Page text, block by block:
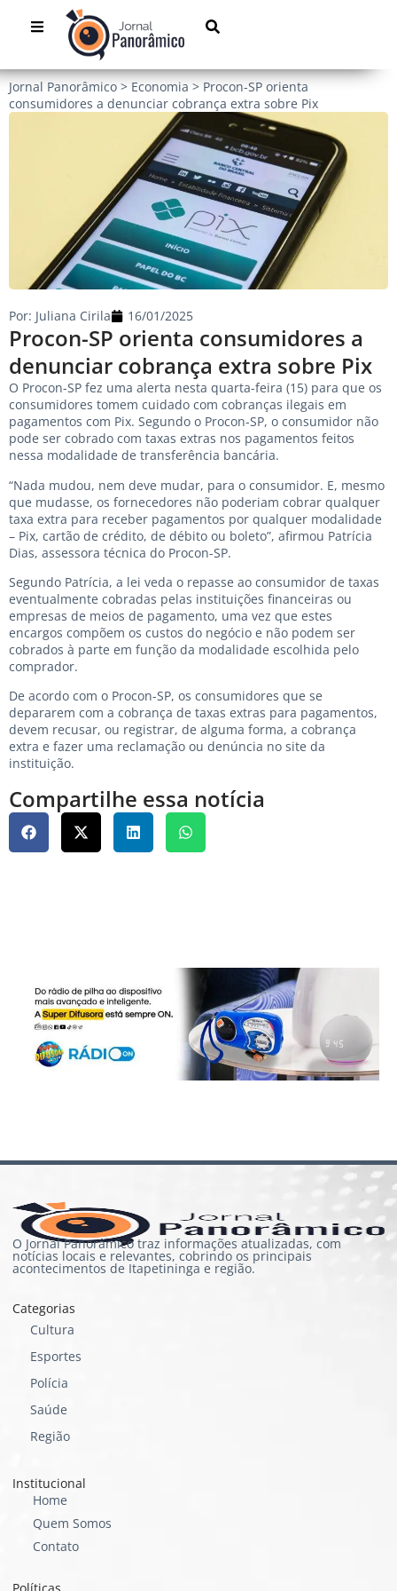
Jornal Panorâmico > Economia > Procon-SP orienta
consumidores a denunciar cobrança extra sobre Pix
Procon-SP orienta consumidores a
denunciar cobrança extra sobre Pix
Por: Juliana Cirila 16/01/2025
O Procon-SP fez uma alerta nesta quarta-feira (15) para que os
consumidores tomem cuidado com cobranças ilegais em
pagamentos com Pix. Segundo o Procon-SP, o consumidor não
pode ser cobrado com taxas extras nos pagamentos feitos
nessa modalidade de transferência bancária.
“Nada mudou, nem deve mudar, para o consumidor. E, mesmo
que mudasse, os fornecedores não poderiam cobrar qualquer
taxa extra para receber pagamentos por qualquer modalidade
– Pix, cartão de crédito, de débito ou boleto”, afirmou Patrícia
Dias, assessora técnica do Procon-SP.
Segundo Patrícia, a lei veda o repasse ao consumidor de taxas
eventualmente cobradas pelas instituições financeiras ou
empresas de meios de pagamento, uma vez que estes
encargos compõem os custos do negócio e não podem ser
cobrados à parte em função da modalidade escolhida pelo
comprador.
De acordo com o Procon-SP, os consumidores que se
depararem com a cobrança de taxas extras para pagamentos,
devem recusar, ou registrar, de alguma forma, a cobrança
extra e fazer uma reclamação ou denúncia no site da
instituição.
Compartilhe essa notícia
O Jornal Panorâmico traz informações atualizadas, com
notícias locais e relevantes, cobrindo os principais
acontecimentos de Itapetininga e região.
Categorias
Cultura
Esportes
Polícia
Saúde
Região
Institucional
Home
Quem Somos
Contato